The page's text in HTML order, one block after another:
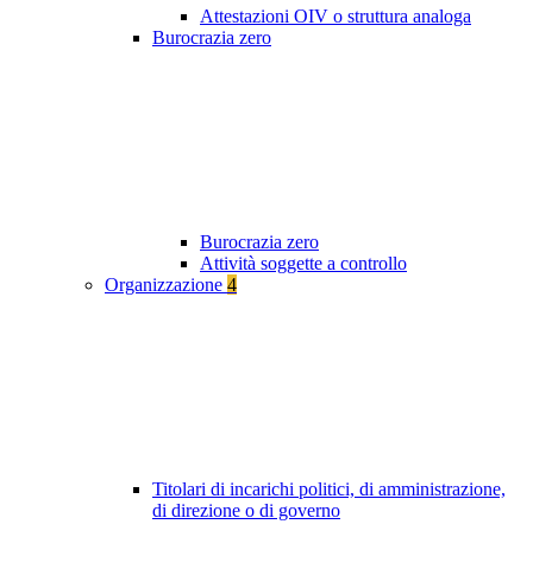
Attestazioni OIV o struttura analoga
Burocrazia zero
Burocrazia zero
Attività soggette a controllo
Organizzazione 4
Titolari di incarichi politici, di amministrazione,
di direzione o di governo